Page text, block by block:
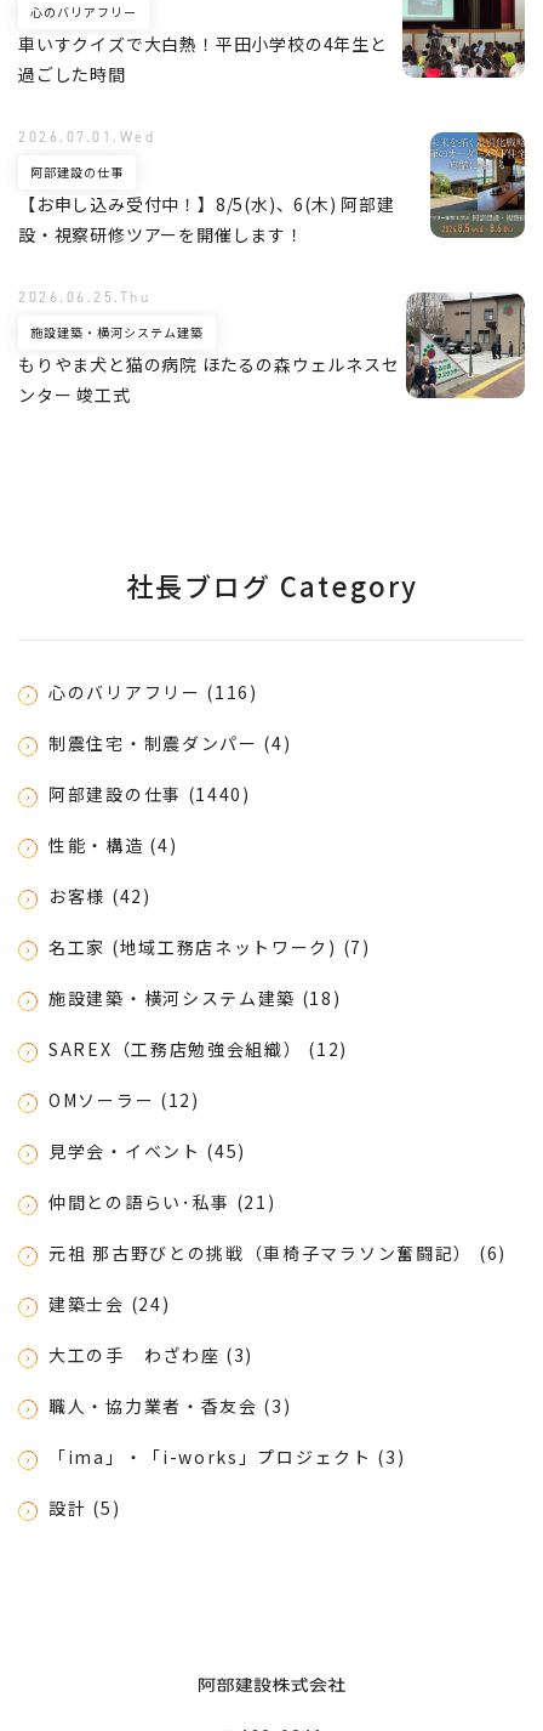
車いすクイズで大白熱！平田小学校の4年生と
過ごした時間
心のバリアフリー
【お申し込み受付中！】8/5(水)、6(木) 阿部建
設・視察研修ツアーを開催します！
阿部建設の仕事
2026.07.01.Wed
もりやま犬と猫の病院 ほたるの森ウェルネスセ
ンター 竣工式
施設建築・横河システム建築
2026.06.25.Thu
社長ブログ Category
心のバリアフリー (116)
制震住宅・制震ダンパー (4)
阿部建設の仕事 (1440)
性能・構造 (4)
お客様 (42)
名工家 (地域工務店ネットワーク) (7)
施設建築・横河システム建築 (18)
SAREX（工務店勉強会組織） (12)
OMソーラー (12)
見学会・イベント (45)
仲間との語らい･私事 (21)
元祖 那古野びとの挑戦（車椅子マラソン奮闘記） (6)
建築士会 (24)
大工の手 わざわ座 (3)
職人・協力業者・香友会 (3)
「ima」・「i-works」プロジェクト (3)
設計 (5)